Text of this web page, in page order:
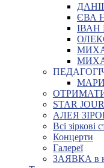
ЄВА
ІВАН
STAR
АЛЕЯ
Всі зіркові
Концерти
Галереї
ЗАЯВКА в